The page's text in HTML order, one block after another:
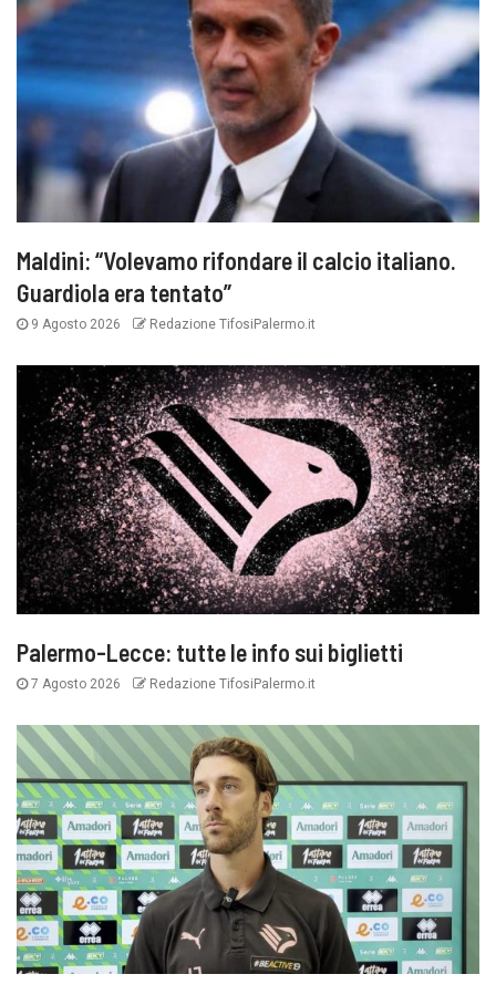
Maldini: “Volevamo rifondare il calcio italiano.
Guardiola era tentato”
9 Agosto 2026 Redazione TifosiPalermo.it
Palermo-Lecce: tutte le info sui biglietti
7 Agosto 2026 Redazione TifosiPalermo.it